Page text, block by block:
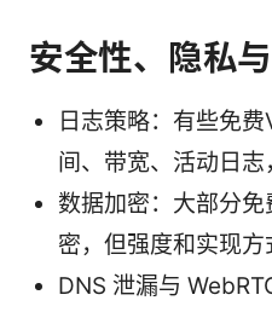
安全性、隐私
日志策略：有些免
间、带宽、活动日志
数据加密：大部分
密，但强度和实现方
DNS 泄漏与